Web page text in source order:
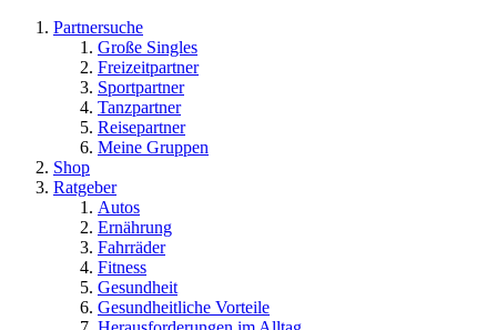
Partnersuche
Große Singles
Freizeitpartner
Sportpartner
Tanzpartner
Reisepartner
Meine Gruppen
Shop
Ratgeber
Autos
Ernährung
Fahrräder
Fitness
Gesundheit
Gesundheitliche Vorteile